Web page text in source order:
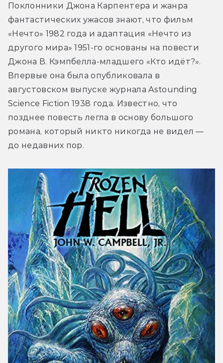
Поклонники Джона Карпентера и жанра
фантастических ужасов знают, что фильм
«Нечто» 1982 года и адаптация «Нечто из
другого мира» 1951-го основаны на повести
Джона В. Кэмпбелла-младшего «Кто идёт?».
Впервые она была опубликовала в
августовском выпуске журнала Astounding
Science Fiction 1938 года. Известно, что
позднее повесть легла в основу большого
романа, который никто никогда не видел —
до недавних пор.